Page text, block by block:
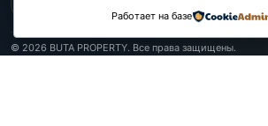
© 2026 BUTA PROPERTY. Все права защищены.
Работает на базе